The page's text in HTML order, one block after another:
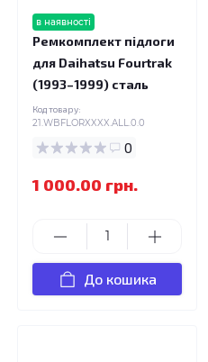
в наявності
Ремкомплект підлоги
для Daihatsu Fourtrak
(1993–1999) сталь
Код товару:
21.WBFLORXXXX.ALL.0.0
0
1 000.00 грн.
До кошика